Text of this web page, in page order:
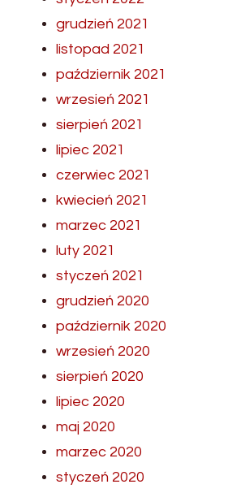
grudzień 2021
listopad 2021
październik 2021
wrzesień 2021
sierpień 2021
lipiec 2021
czerwiec 2021
kwiecień 2021
marzec 2021
luty 2021
styczeń 2021
grudzień 2020
październik 2020
wrzesień 2020
sierpień 2020
lipiec 2020
maj 2020
marzec 2020
styczeń 2020